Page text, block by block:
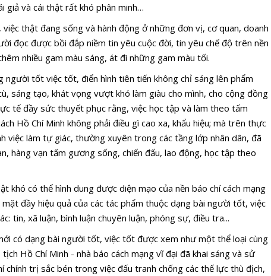
giả và cái thật rất khó phân minh…
thật đang sống và hành động ở những đơn vị, cơ quan, doanh
đọc được bồi đắp niềm tin yêu cuộc đời, tin yêu chế độ trên nền
nhiều gam màu sáng, át đi những gam màu tối.
người tốt việc tốt, điển hình tiên tiến không chỉ sáng lên phẩm
sáng tạo, khát vọng vượt khó làm giàu cho mình, cho cộng đồng
tế đầy sức thuyết phục rằng, việc học tập và làm theo tấm
Hồ Chí Minh không phải điều gì cao xa, khẩu hiệu; mà trên thực
việc làm tự giác, thường xuyên trong các tầng lớp nhân dân, đã
hàng vạn tấm gương sống, chiến đấu, lao động, học tập theo
khó có thể hình dung được diện mạo của nền báo chí cách mạng
đầy hiệu quả của các tác phẩm thuộc dạng bài người tốt, việc
tin, xã luận, bình luận chuyên luận, phóng sự, điều tra...
có dạng bài người tốt, việc tốt được xem như một thể loại cùng
Hồ Chí Minh - nhà báo cách mạng vĩ đại đã khai sáng và sử
trị sắc bén trong việc đấu tranh chống các thế lực thù địch,